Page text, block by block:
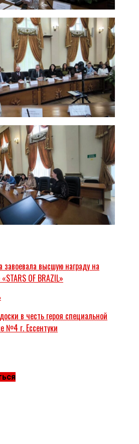
завоевала высшую награду на
OF BRAZIL»
в честь героя специальной
№4 г. Ессентуки